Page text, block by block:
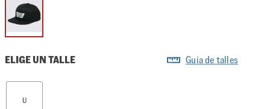
ELIGE UN TALLE Guía de talles
U